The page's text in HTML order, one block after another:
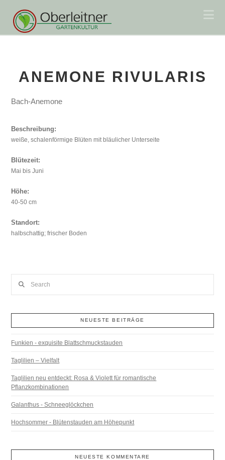
ANEMONE RIVULARIS
Bach-Anemone
Beschreibung:
weiße, schalenförmige Blüten mit bläulicher Unterseite
Blütezeit:
Mai bis Juni
Höhe:
40-50 cm
Standort:
halbschattig; frischer Boden
NEUESTE BEITRÄGE
Funkien - exquisite Blattschmuckstauden
Taglilien – Vielfalt
Taglilien neu entdeckt: Rosa & Violett für romantische
Pflanzkombinationen
Galanthus - Schneeglöckchen
Hochsommer - Blütenstauden am Höhepunkt
NEUESTE KOMMENTARE